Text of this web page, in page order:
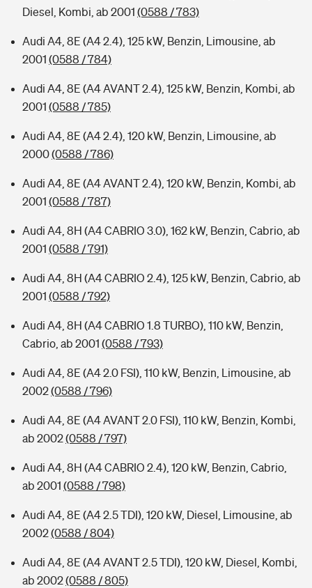
Diesel, Kombi, ab 2001 (0588 / 783)
Audi A4, 8E (A4 2.4), 125 kW, Benzin, Limousine, ab
2001 (0588 / 784)
Audi A4, 8E (A4 AVANT 2.4), 125 kW, Benzin, Kombi, ab
2001 (0588 / 785)
Audi A4, 8E (A4 2.4), 120 kW, Benzin, Limousine, ab
2000(0588 / 786)
Audi A4, 8E (A4 AVANT 2.4), 120 kW, Benzin, Kombi, ab
2001 (0588 / 787)
Audi A4, 8H (A4 CABRIO 3.0), 162 kW, Benzin, Cabrio, ab
2001 (0588 / 791)
Audi A4, 8H (A4 CABRIO 2.4), 125 kW, Benzin, Cabrio, ab
2001 (0588 / 792)
Audi A4, 8H (A4 CABRIO 1.8 TURBO), 110 kW, Benzin,
Cabrio, ab 2001 (0588 / 793)
Audi A4, 8E (A4 2.0 FSI), 110 kW, Benzin, Limousine, ab
2002(0588 / 796)
Audi A4, 8E (A4 AVANT 2.0 FSI), 110 kW, Benzin, Kombi,
ab 2002(0588 / 797)
Audi A4, 8H (A4 CABRIO 2.4), 120 kW, Benzin, Cabrio,
ab 2001 (0588 / 798)
Audi A4, 8E (A4 2.5 TDI), 120 kW, Diesel, Limousine, ab
2002(0588 / 804)
Audi A4, 8E (A4 AVANT 2.5 TDI), 120 kW, Diesel, Kombi,
ab 2002(0588 / 805)